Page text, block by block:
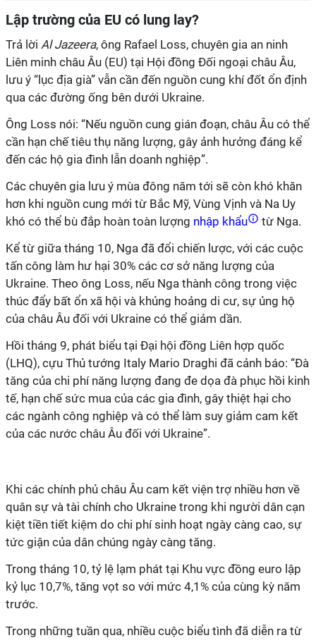
Lập trường của EU có lung lay?
Trả lời Al Jazeera, ông Rafael Loss, chuyên gia an ninh
Liên minh châu Âu (EU) tại Hội đồng Đối ngoại châu Âu,
lưu ý “lục địa già” vẫn cần đến nguồn cung khí đốt ổn định
qua các đường ống bên dưới Ukraine.
Ông Loss nói: “Nếu nguồn cung gián đoạn, châu Âu có thể
cần hạn chế tiêu thụ năng lượng, gây ảnh hưởng đáng kể
đến các hộ gia đình lẫn doanh nghiệp”.
Các chuyên gia lưu ý mùa đông năm tới ​​sẽ còn khó khăn
hơn khi nguồn cung mới từ Bắc Mỹ, Vùng Vịnh và Na Uy
khó có thể bù đắp hoàn toàn lượng nhập khẩu
từ Nga.
Kể từ giữa tháng 10, Nga đã đổi chiến lược, với các cuộc
tấn công làm hư hại 30% các cơ sở năng lượng của
Ukraine. Theo ông Loss, nếu Nga thành công trong việc
thúc đẩy bất ổn xã hội và khủng hoảng di cư, sự ủng hộ
của châu Âu đối với Ukraine có thể giảm dần.
Hồi tháng 9, phát biểu tại Đại hội đồng Liên hợp quốc
(LHQ), cựu Thủ tướng Italy Mario Draghi đã cảnh báo: “Đà
tăng của chi phí năng lượng đang đe dọa đà phục hồi kinh
tế, hạn chế sức mua của các gia đình, gây thiệt hại cho
các ngành công nghiệp và có thể làm suy giảm cam kết
của các nước châu Âu đối với Ukraine”.
Khi các chính phủ châu Âu cam kết viện trợ nhiều hơn về
quân sự và tài chính cho Ukraine trong khi người dân cạn
kiệt tiền tiết kiệm do chi phí sinh hoạt ngày càng cao, sự
tức giận của dân chúng ngày càng tăng.
Trong tháng 10, tỷ lệ lạm phát tại Khu vực đồng euro lập
kỷ lục 10,7%, tăng vọt so với mức 4,1% của cùng kỳ năm
trước.
Trong những tuần qua, nhiều cuộc biểu tình đã diễn ra từ